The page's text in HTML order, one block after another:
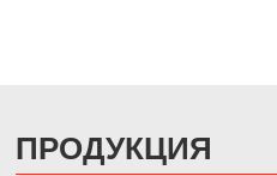
ПРОДУКЦИЯ